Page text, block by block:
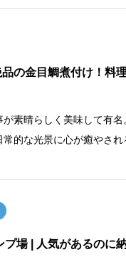
の金目鯛煮付け！料
が素晴らしく美味して有
常的な光景に心が癒やされ
プ場| 人気があるのに